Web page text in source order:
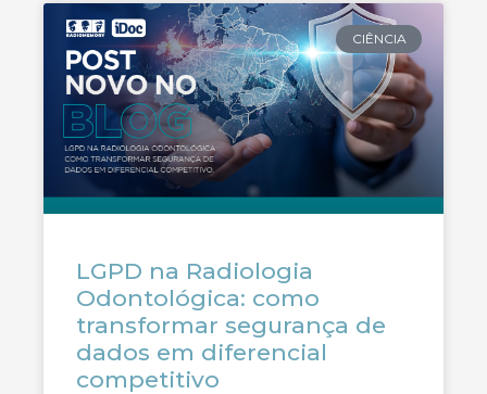
CIÊNCIA
LGPD na Radiologia
Odontológica: como
transformar segurança de
dados em diferencial
competitivo